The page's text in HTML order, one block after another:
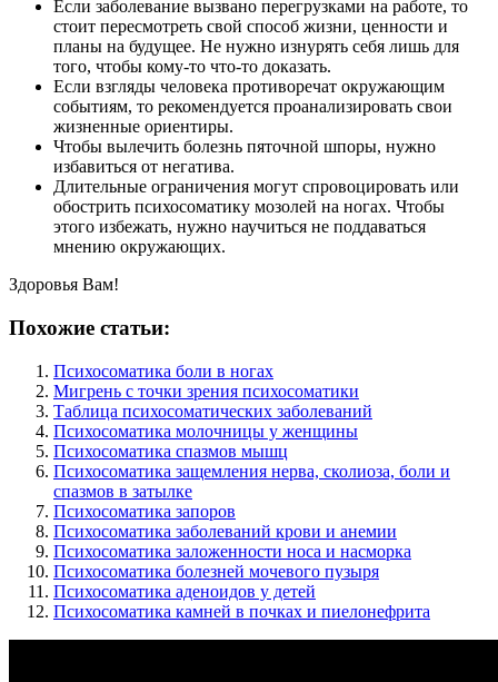
Если заболевание вызвано перегрузками на работе, то
стоит пересмотреть свой способ жизни, ценности и
планы на будущее. Не нужно изнурять себя лишь для
того, чтобы кому-то что-то доказать.
Если взгляды человека противоречат окружающим
событиям, то рекомендуется проанализировать свои
жизненные ориентиры.
Чтобы вылечить болезнь пяточной шпоры, нужно
избавиться от негатива.
Длительные ограничения могут спровоцировать или
обострить психосоматику мозолей на ногах. Чтобы
этого избежать, нужно научиться не поддаваться
мнению окружающих.
Здоровья Вам!
Похожие статьи:
Психосоматика боли в ногах
Мигрень с точки зрения психосоматики
Таблица психосоматических заболеваний
Психосоматика молочницы у женщины
Психосоматика спазмов мышц
Психосоматика защемления нерва, сколиоза, боли и
спазмов в затылке
Психосоматика запоров
Психосоматика заболеваний крови и анемии
Психосоматика заложенности носа и насморка
Психосоматика болезней мочевого пузыря
Психосоматика аденоидов у детей
Психосоматика камней в почках и пиелонефрита